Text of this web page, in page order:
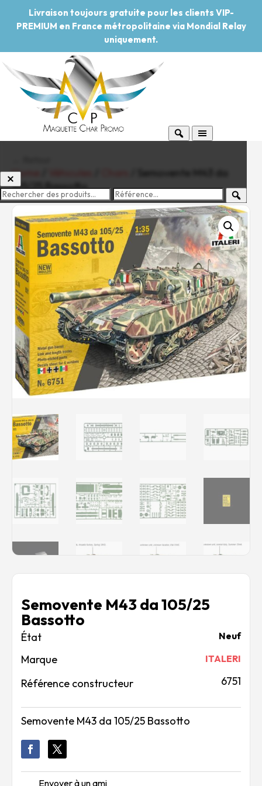
Livraison toujours gratuite pour les clients VIP-
PREMIUM en France métropolitaine via Mondial Relay
uniquement.
-20%Pouvoir d'achat
Rechercher des produits...
Mon panier0
0,00€
Connexion / Inscription
Véhicules
Avions
Bateaux
Trains
Figurines
Peintures
Accessoires
Puzzles
Carte cadeau
Contact
Home
/ Semovente M43 da
105/25 Bassotto
Semovente M43 da 105/25
Bassotto
Neuf
Marque ITALERI
Référence constructeur 6751
Semovente M43 da 105/25 Bassotto
Envoyer à un ami